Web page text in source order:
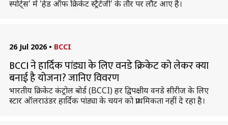
स्पोर्ट्स' में 'हेड ऑफ क्रिकेट स्ट्रैटेजी' के तौर पर लौट आए हैं।
26 Jul 2026 • BCCI
BCCI ने हार्दिक पांड्या के लिए वनडे क्रिकेट को लेकर क्या
बनाई है योजना? जानिए विवरण
भारतीय क्रिकेट कंट्रोल बोर्ड (BCCI) हर द्विपक्षीय वनडे सीरीज के लिए
स्टार ऑलराउंडर हार्दिक पांड्या के चयन को प्राथमिकता नहीं दे रहा है।